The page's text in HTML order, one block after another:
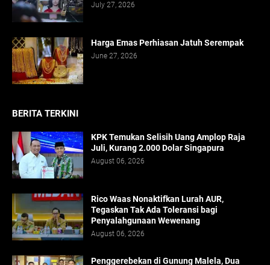
July 27, 2026
Harga Emas Perhiasan Jatuh Serempak
June 27, 2026
BERITA TERKINI
KPK Temukan Selisih Uang Amplop Raja
Juli, Kurang 2.000 Dolar Singapura
August 06, 2026
Rico Waas Nonaktifkan Lurah AUR,
Tegaskan Tak Ada Toleransi bagi
Penyalahgunaan Wewenang
August 06, 2026
Penggerebekan di Gunung Malela, Dua